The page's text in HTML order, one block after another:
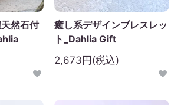
然石付
癒し系デザインブレスレッ
ト_Dahlia Gift
2,673円(税込)